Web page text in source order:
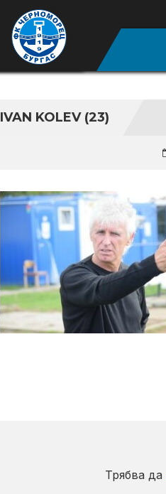
IVAN KOLEV (23)
Трябва да